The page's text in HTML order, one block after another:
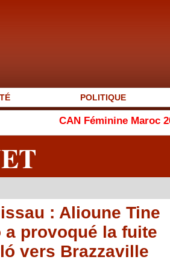
POLITIQUE
Féminine Maroc 2026 : le
: Alioune Tine
provoqué la fuite
vers Brazzaville